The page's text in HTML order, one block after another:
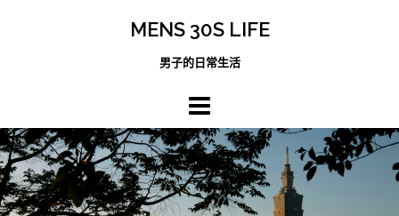
MENS 30S LIFE
男子的日常生活